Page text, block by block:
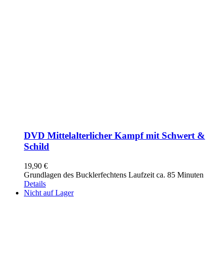
DVD Mittelalterlicher Kampf mit Schwert &
Schild
19,90 €
Grundlagen des Bucklerfechtens Laufzeit ca. 85 Minuten
Details
Nicht auf Lager